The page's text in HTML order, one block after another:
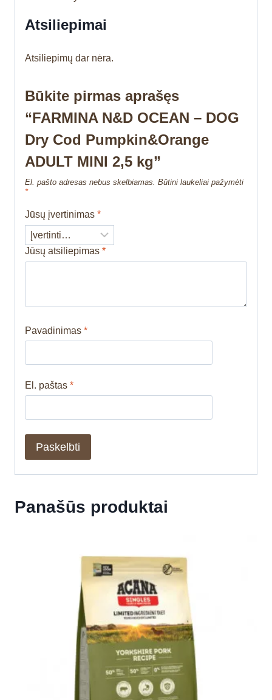
Atsiliepimai
Atsiliepimų dar nėra.
Būkite pirmas aprašęs
“FARMINA N&D OCEAN – DOG
Dry Cod Pumpkin&Orange
ADULT MINI 2,5 kg”
El. pašto adresas nebus skelbiamas. Būtini laukeliai pažymėti
*
Jūsų įvertinimas *
Jūsų atsiliepimas *
Pavadinimas *
El. paštas *
Panašūs produktai